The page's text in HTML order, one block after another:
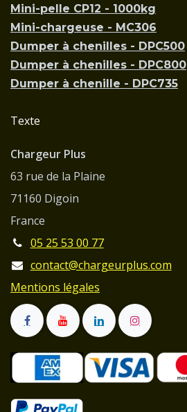
Mini-pelle CP12 - 1000kg
Mini-chargeuse - MC306
Dumper à chenilles - DPC500
Dumper à chenilles - DPC800
Dumper à chenille - DPC735
Texte
Chargeur Plus
63 rue de la Plaine
71160 Digoin
France
05 25 53 00 77
contact@chargeurplus.com
Mentions légales